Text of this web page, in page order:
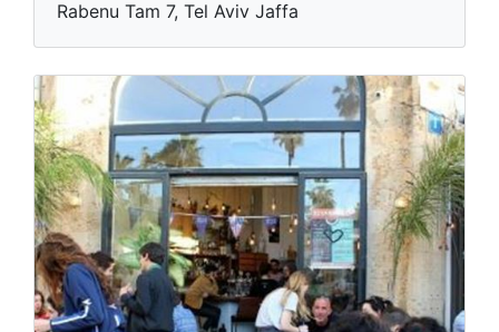
Rabenu Tam 7, Tel Aviv Jaffa